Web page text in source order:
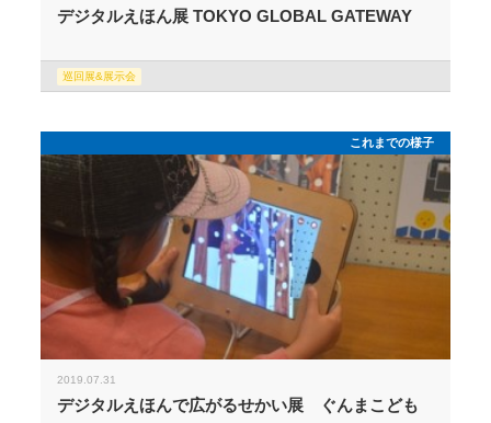
デジタルえほん展 TOKYO GLOBAL GATEWAY
巡回展&展示会
これまでの様子
2019.07.31
デジタルえほんで広がるせかい展 ぐんまこども